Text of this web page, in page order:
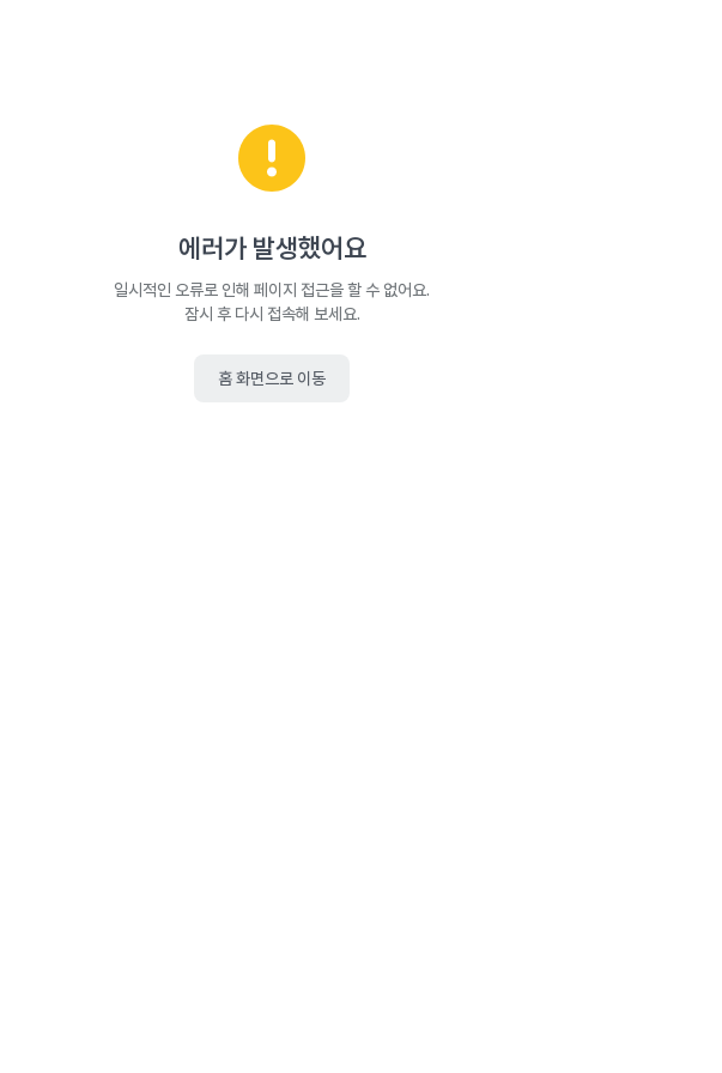
에러가 발생했어요
일시적인 오류로 인해 페이지 접근을 할 수 없어요.
잠시 후 다시 접속해 보세요.
홈 화면으로 이동